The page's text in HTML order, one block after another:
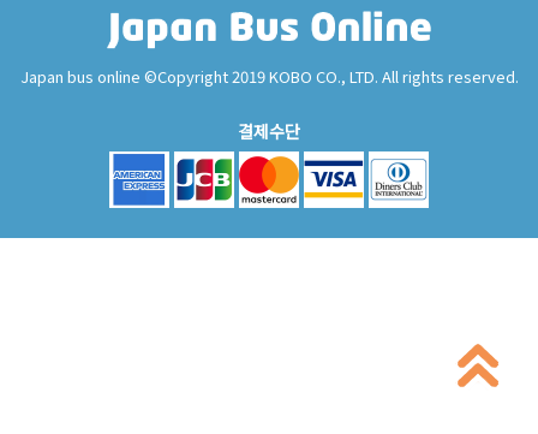
Japan bus online ©Copyright 2019 KOBO CO., LTD. All rights reserved.
결제수단